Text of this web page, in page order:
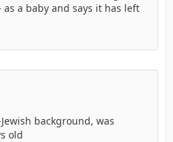
a baby and says it has left
background, was
old